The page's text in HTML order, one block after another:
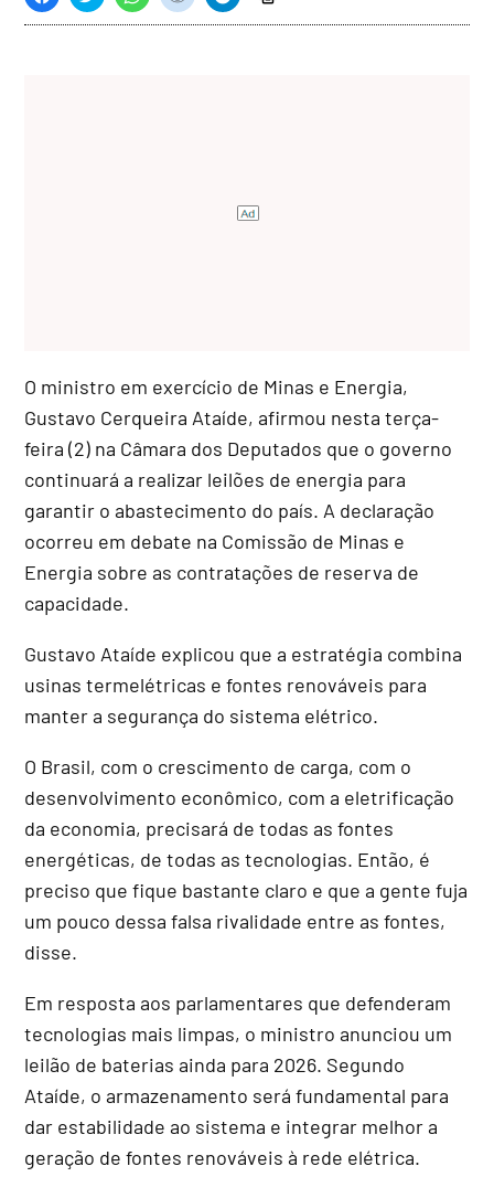
O ministro em exercício de Minas e Energia,
Gustavo Cerqueira Ataíde, afirmou nesta terça-
feira (2) na Câmara dos Deputados que o governo
continuará a realizar leilões de energia para
garantir o abastecimento do país. A declaração
ocorreu em debate na Comissão de Minas e
Energia sobre as contratações de reserva de
capacidade.
Gustavo Ataíde explicou que a estratégia combina
usinas termelétricas e fontes renováveis para
manter a segurança do sistema elétrico.
O Brasil, com o crescimento de carga, com o
desenvolvimento econômico, com a eletrificação
da economia, precisará de todas as fontes
energéticas, de todas as tecnologias. Então, é
preciso que fique bastante claro e que a gente fuja
um pouco dessa falsa rivalidade entre as fontes,
disse.
Em resposta aos parlamentares que defenderam
tecnologias mais limpas, o ministro anunciou um
leilão de baterias ainda para 2026. Segundo
Ataíde, o armazenamento será fundamental para
dar estabilidade ao sistema e integrar melhor a
geração de fontes renováveis à rede elétrica.